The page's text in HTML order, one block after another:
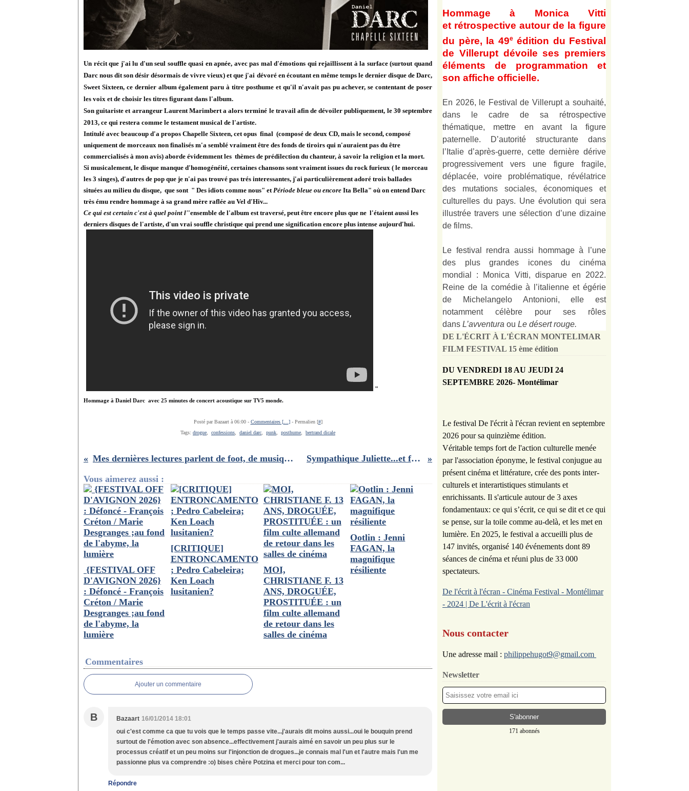
Un récit que j'ai lu d'un seul souffle quasi en apnée, avec pas mal d'émotions qui rejaillissent à la surface (surtout quand
Darc nous dit son désir désormais de vivre vieux) et que j'ai dévoré en écoutant en même temps le dernier disque de Darc,
Sweet Sixteen, ce dernier album également paru à titre posthume et qu'il n'avait pas pu achever, se contentant de poser
les voix et de choisir les titres figurant dans l'album.
Son guitariste et arrangeur Laurent Marimbert a alors terminé le travail afin de dévoiler publiquement, le 30 septembre
2013, ce qui restera comme le testament musical de l'artiste.
Intitulé avec beaucoup d'a propos Chapelle Sixteen, cet opus final (composé de deux CD, mais le second, composé
uniquement de morceaux non finalisés m'a semblé vraiment être des fonds de tiroirs qui n'auraient pas du être
commercialisés à mon avis) aborde évidemment les thèmes de prédilection du chanteur, à savoir la religion et la mort.
Si musicalement, le disque manque d'homogénéité, certaines chansons sont vraiment issues du rock furieux ( le morceau
les 3 singes), d'autres de pop que je n'ai pas trouvé pas trés interessantes, j'ai particulièrement adoré trois ballades
situées au milieu du disque, que sont " Des idiots comme nous" et Période bleue ou encore Ita Bella" où on entend Darc
très ému rendre hommage à sa grand mère raflée au Vel d'Hiv...
Ce qui est certain c'est à quel point l''ensemble de l'album est traversé, peut être encore plus que ne l'étaient aussi les
derniers disques de l'artiste, d'un vrai souffle christique qui prend une signification encore plus intense aujourd'hui.
"
Hommage à Daniel Darc avec 25 minutes de concert acoustique sur TV5 monde.
Posté par Bazaart à 06:00 - Commentaires [… ]- Permalien [#]
Tags: drogue confessions daniel darc punk posthume bertrand dicale
Mes dernières lectures parlent de foot, de musique et....d'égos hypertrophiés!!
Sympathique Juliette...et formidable Astrid!!
Vous aimerez aussi :
{FESTIVAL OFF
D'AVIGNON 2026}
: Défoncé - François
Créton / Marie
Desgranges ;au fond
de l'abyme, la
lumière
[CRITIQUE]
ENTRONCAMENTO
; Pedro Cabeleira;
Ken Loach
lusitanien?
MOI,
CHRISTIANE F. 13
ANS, DROGUÉE,
PROSTITUÉE : un
film culte allemand
de retour dans les
salles de cinéma
Ootlin : Jenni
FAGAN, la
magnifique
résiliente
Commentaires
Ajouter un commentaire
B Bazaart 16/01/2014 18:01
oui c'est comme ca que tu vois que le temps passe vite...j'aurais dit moins aussi...oui le bouquin prend
surtout de l'émotion avec son absence...effectivement j'aurais aimé en savoir un peu plus sur le
processus créatif et un peu moins sur l'injonction de drogues...je connais mal l'un et l'autre mais l'un me
passionne plus va comprendre :o) bises chère Potzina et merci pour ton com...
Répondre
Hommage à Monica Vitti
et rétrospective autour de la figure
du père, la 49e édition du Festival
de Villerupt dévoile ses premiers
éléments de programmation et
son affiche officielle.
En 2026, le Festival de Villerupt a souhaité,
dans le cadre de sa rétrospective
thématique, mettre en avant la figure
paternelle. D’autorité structurante dans
l’Italie d’après-guerre, cette dernière dérive
progressivement vers une figure fragile,
déplacée, voire problématique, révélatrice
des mutations sociales, économiques et
culturelles du pays. Une évolution qui sera
illustrée travers une sélection d’une dizaine
de films.
Le festival rendra aussi hommage à l’une
des plus grandes icones du cinéma
mondial : Monica Vitti, disparue en 2022.
Reine de la comédie à l’italienne et égérie
de Michelangelo Antonioni, elle est
notamment célèbre pour ses rôles
dans L’avventura ou Le désert rouge.
DE L'ÉCRIT À L'ÉCRAN MONTELIMAR
FILM FESTIVAL 15 ème édition
DU VENDREDI 18 AU JEUDI 24
SEPTEMBRE 2026- Montélimar
Le festival De l'écrit à l'écran revient en septembre
2026 pour sa quinzième édition.
Véritable temps fort de l'action culturelle menée
par l'association éponyme, le festival conjugue au
présent cinéma et littérature, crée des ponts inter-
culturels et interartistiques stimulants et
enrichissants. Il s'articule autour de 3 axes
fondamentaux: ce qui s’écrit, ce qui se dit et ce qui
se pense, sur la toile comme au-delà, et les met en
lumière. En 2025, le festival a accueilli plus de
147 invités, organisé 140 événements dont 89
séances de cinéma et réuni plus de 33 000
spectateurs.
De l'écrit à l'écran - Cinéma Festival - Montélimar
- 2024 | De L'écrit à l'écran
Nous contacter
Une adresse mail : philippehugot9@gmail.com
Newsletter
171 abonnés